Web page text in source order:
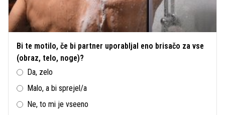
Bi te motilo, če bi partner uporabljal eno brisačo za vse
(obraz, telo, noge)?
Da, zelo
Malo, a bi sprejel/a
Ne, to mi je vseeno